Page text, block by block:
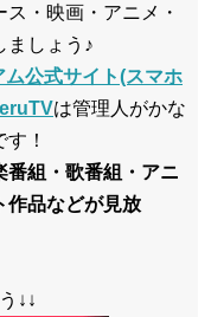
・映画・アニメ・
ましょう♪
公式サイト(スマホ
は管理人がかな
！
番組・歌番組・アニ
作品などが見放
↓↓